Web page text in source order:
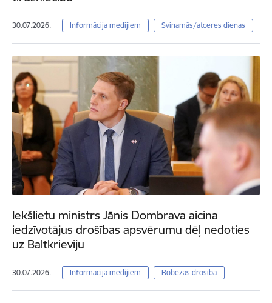
30.07.2026. Informācija medijiem Svinamās/atceres dienas
Iekšlietu ministrs Jānis Dombrava aicina
iedzīvotājus drošības apsvērumu dēļ nedoties
uz Baltkrieviju
30.07.2026. Informācija medijiem Robežas drošība